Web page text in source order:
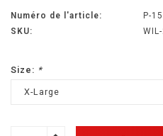
Numéro de l'article:
P-
SKU:
Size: *
X-Large